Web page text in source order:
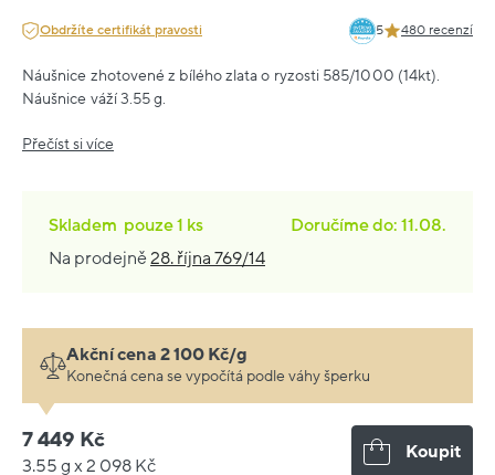
Obdržíte certifikát pravosti 5 480 recenzí
Náušnice zhotovené z bílého zlata o ryzosti 585/1000 (14kt).
Náušnice váží 3.55 g.
Přečíst si více
Skladem pouze1 ks
Doručíme do: 11.08.
Na prodejně28. října 769/14
Akční cena 2 100 Kč/g
Konečná cena se vypočítá podle váhy šperku
7 449 Kč
3.55 g x 2 098 Kč
Koupit